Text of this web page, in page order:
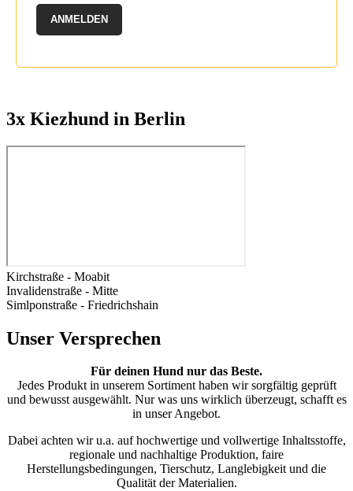
ANMELDEN
3x Kiezhund in Berlin
Kirchstraße - Moabit
Invalidenstraße - Mitte
Simlponstraße - Friedrichshain
Unser Versprechen
Für deinen Hund nur das Beste.
Jedes Produkt in unserem Sortiment haben wir sorgfältig geprüft
und bewusst ausgewählt. Nur was uns wirklich überzeugt, schafft es
in unser Angebot.
Dabei achten wir u.a. auf hochwertige und vollwertige Inhaltsstoffe,
regionale und nachhaltige Produktion, faire
Herstellungsbedingungen, Tierschutz, Langlebigkeit und die
Qualität der Materialien.